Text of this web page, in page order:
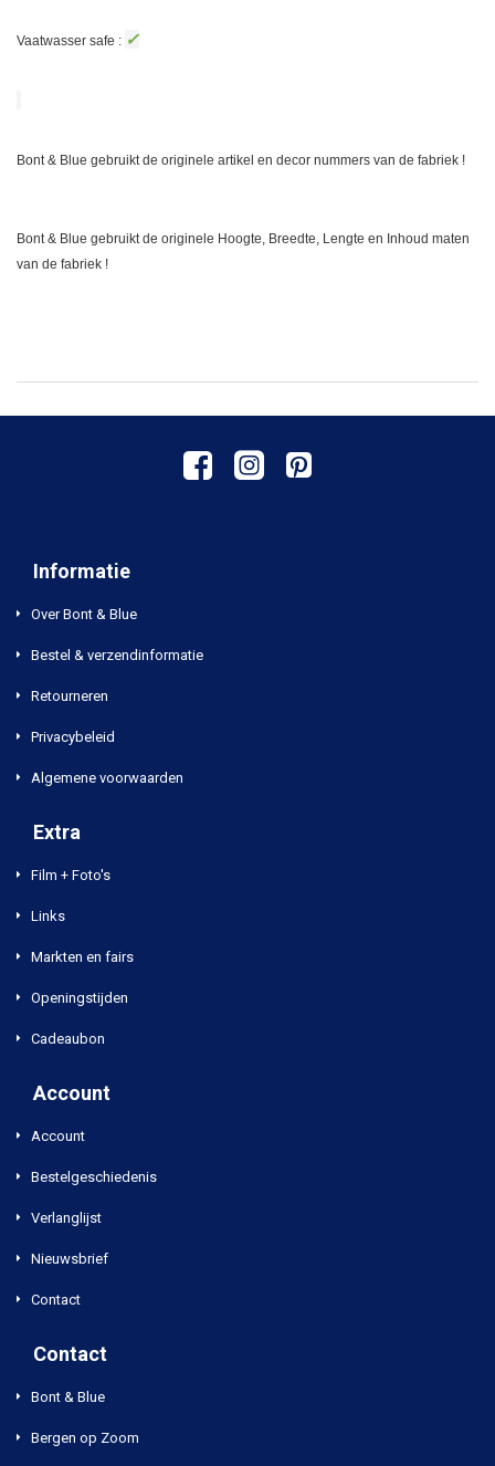
Vaatwasser safe : ✓
Bont & Blue gebruikt de originele artikel en decor nummers van de fabriek !
Bont & Blue gebruikt de originele Hoogte, Breedte, Lengte en Inhoud maten
van de fabriek !
Informatie
Over Bont & Blue
Bestel & verzendinformatie
Retourneren
Privacybeleid
Algemene voorwaarden
Extra
Film + Foto's
Links
Markten en fairs
Openingstijden
Cadeaubon
Account
Account
Bestelgeschiedenis
Verlanglijst
Nieuwsbrief
Contact
Contact
Bont & Blue
Bergen op Zoom